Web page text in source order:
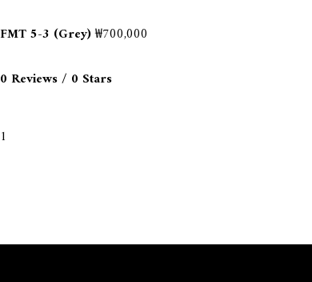
FMT 5-3 (Grey)₩700,000
0 Reviews / 0 Stars
1